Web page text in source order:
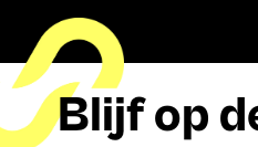
Blijf op